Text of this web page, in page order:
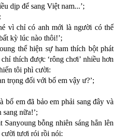
dịp để sang Việt nam...’;
vì chỉ có anh mới là người có thể
kỳ lúc nào thôi!’;
thể hiện sự ham thích bột phát
thích được ‘rông chơi’ nhiều hơn
tôi phì cười:
trọng đối với bố em vậy ư?’;
bố em đã bảo em phải sang đây và
sang nữa!’;
bỗng nhiên sáng hẳn lên
cười tươi rói rồi nói: